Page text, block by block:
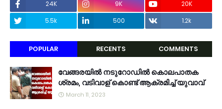
24K 9K
20K
5.5k
500 1.2k
POPULAR RECENTS COMMENTS
വേങ്ങരയിൽ നടുറോഡിൽ കൊലപാതക
ശ്രമം, വടിവാള് കൊണ്ട് ആക്രമിച്ച് യുവാവ്
March 11, 2023